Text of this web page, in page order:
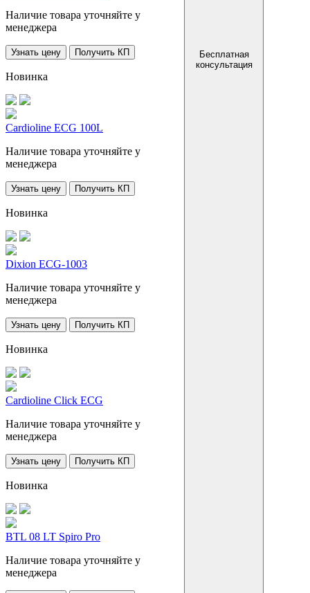
Наличие товара уточняйте у
менеджера
Узнать цену Получить КП
Новинка
Cardioline ECG 100L
Наличие товара уточняйте у
менеджера
Узнать цену Получить КП
Новинка
Dixion ECG-1003
Наличие товара уточняйте у
менеджера
Узнать цену Получить КП
Новинка
Cardioline Click ECG
Наличие товара уточняйте у
менеджера
Узнать цену Получить КП
Новинка
BTL 08 LT Spiro Pro
Наличие товара уточняйте у
менеджера
Бесплатная
консультация